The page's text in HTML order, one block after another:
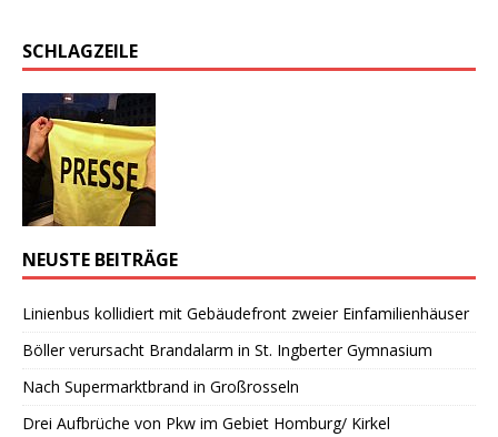
SCHLAGZEILE
NEUSTE BEITRÄGE
Linienbus kollidiert mit Gebäudefront zweier Einfamilienhäuser
Böller verursacht Brandalarm in St. Ingberter Gymnasium
Nach Supermarktbrand in Großrosseln
Drei Aufbrüche von Pkw im Gebiet Homburg/ Kirkel